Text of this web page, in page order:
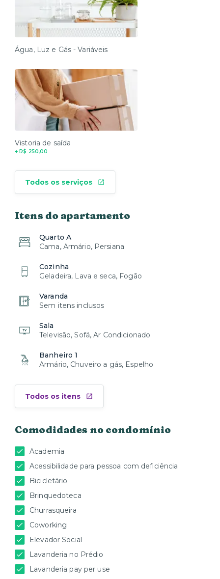
Água, Luz e Gás - Variáveis
Vistoria de saída
+ R$ 250,00
Todos os serviços
Itens do apartamento
Quarto A
Cama, Armário, Persiana
Cozinha
Geladeira, Lava e seca, Fogão
Varanda
Sem itens inclusos
Sala
Televisão, Sofá, Ar Condicionado
Banheiro 1
Armário, Chuveiro a gás, Espelho
Todos os itens
Comodidades no condomínio
Academia
Acessibilidade para pessoa com deficiência
Bicicletário
Brinquedoteca
Churrasqueira
Coworking
Elevador Social
Lavanderia no Prédio
Lavanderia pay per use